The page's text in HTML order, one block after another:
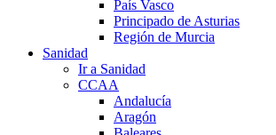
País Vasco
Principado de Asturias
Región de Murcia
Sanidad
Ir a Sanidad
CCAA
Andalucía
Aragón